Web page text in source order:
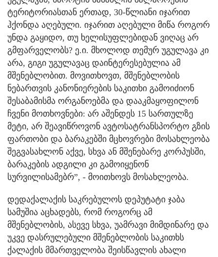
ტერიტორიასთან ერთად, 30-წლიანი იჯარით
ჰქონდა აღებული. იჯარით აღებული მიწა როგორ
უნდა გაყიდო, თუ ხელისუფლებიდან ვიღაც არ
გმფარველობს? ე.ი. მხოლოდ თემურ უგულავა კი
არა, გიგი უგულავაც დაინტერესებულია ამ
მშენებლობით. მოვითხოვთ, მშენებლობის
ნებართვის კანონიერების საკითხი გამოიძიონ
შესაბამისმა ორგანოებმა და დააკმაყოფილონ
ჩვენი მოთხოვნები: არ აშენდეს 15 სართულზე
მეტი, არ შეავიწროვონ ავტოსატრანსპორტო გზის
ფართობი და ბარაკებში მცხოვრები მოსახლეობა
შეგვასახლონ აქვე, სხვა ან მშენებარე კორპუსში,
ბარაკების ადგილი კი გამოიყენონ
სურვილისამებრ”, - მოითხოვს მოსახლეობა.
დედაქალაქის საკრებულოს დეპუტატი ჯაბა
სამუშია აცხადებს, რომ როგორც ამ
მშენებლობის, ასევე სხვა, უამრავი მიმდინარე და
უკვე დასრულებული მშენებლობის საკითხს
ქალაქის მმართველობა შეისწავლის ახალი